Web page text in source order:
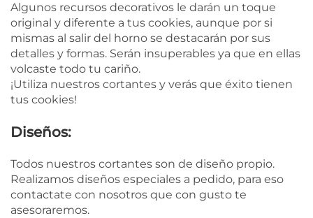
Algunos recursos decorativos le darán un toque
original y diferente a tus cookies, aunque por si
mismas al salir del horno se destacarán por sus
detalles y formas. Serán insuperables ya que en ellas
volcaste todo tu cariño.
¡Utiliza nuestros cortantes y verás que éxito tienen
tus cookies!
Diseños:
Todos nuestros cortantes son de diseño propio.
Realizamos diseños especiales a pedido, para eso
contactate con nosotros que con gusto te
asesoraremos.